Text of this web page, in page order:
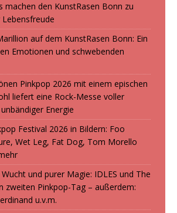
machen den KunstRasen Bonn zu
auf dem KunstRasen Bonn: Ein
Emotionen und schwebenden
Pinkpop 2026 mit einem epischen
liefert eine Rock-Messe voller
Energie
Festival 2026 in Bildern: Foo
Wet Leg, Fat Dog, Tom Morello
und purer Magie: IDLES und The
zweiten Pinkpop-Tag – außerdem:
u.v.m.